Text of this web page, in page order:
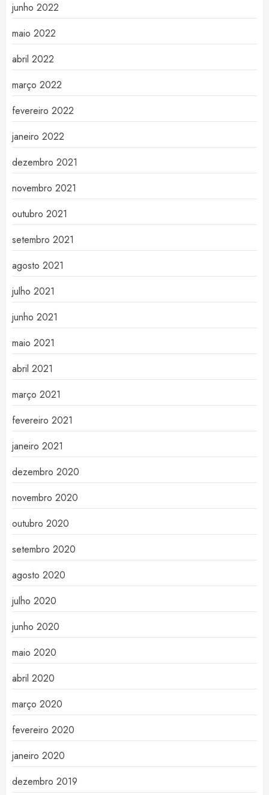
junho 2022
maio 2022
abril 2022
março 2022
fevereiro 2022
janeiro 2022
dezembro 2021
novembro 2021
outubro 2021
setembro 2021
agosto 2021
julho 2021
junho 2021
maio 2021
abril 2021
março 2021
fevereiro 2021
janeiro 2021
dezembro 2020
novembro 2020
outubro 2020
setembro 2020
agosto 2020
julho 2020
junho 2020
maio 2020
abril 2020
março 2020
fevereiro 2020
janeiro 2020
dezembro 2019